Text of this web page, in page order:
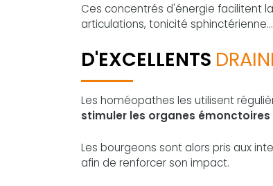
Ces concentrés d'énergie facilitent la
articulations, tonicité sphinctérienne...
D'EXCELLENTS
Les homéopathes les utilisent
stimuler les organes émonctoires
Les bourgeons sont alors pris aux
afin de renforcer son impact.